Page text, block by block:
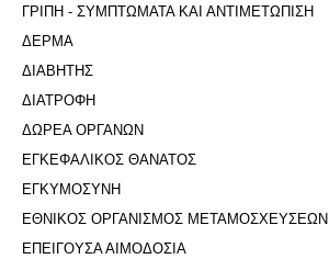
ΓΡΙΠΗ - ΣΥΜΠΤΩΜΑΤΑ ΚΑΙ ΑΝΤΙΜΕΤΩΠΙΣΗ
ΔΕΡΜΑ
ΔΙΑΒΗΤΗΣ
ΔΙΑΤΡΟΦΗ
ΔΩΡΕΑ ΟΡΓΑΝΩΝ
ΕΓΚΕΦΑΛΙΚΟΣ ΘΑΝΑΤΟΣ
ΕΓΚΥΜΟΣΥΝΗ
ΕΘΝΙΚΟΣ ΟΡΓΑΝΙΣΜΟΣ ΜΕΤΑΜΟΣΧΕΥΣΕΩΝ
ΕΠΕΙΓΟΥΣΑ ΑΙΜΟΔΟΣΙΑ